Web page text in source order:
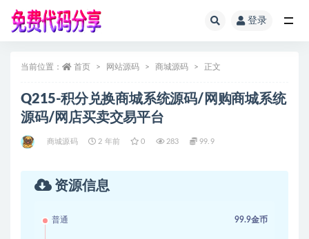
登录
当前位置： 首页 网站源码 商城源码 正文
Q215-积分兑换商城系统源码/网购商城系统
源码/网店买卖交易平台
商城源码 2 年前 0 283 99.9
资源信息
普通 99.9金币